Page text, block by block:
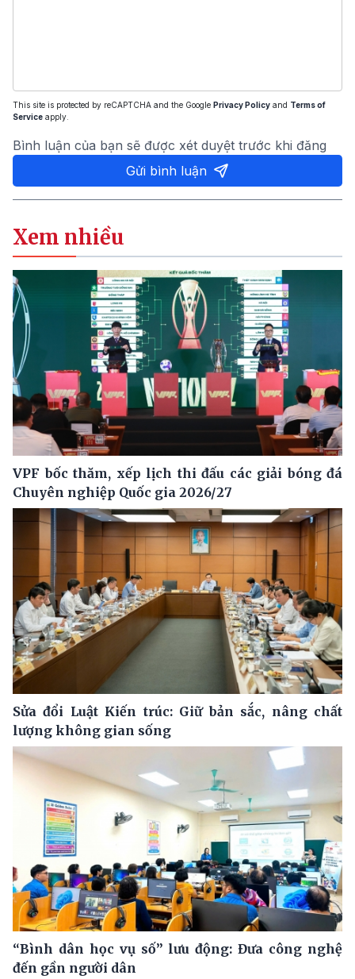
This site is protected by reCAPTCHA and the Google Privacy Policy and Terms of
Service apply.
Bình luận của bạn sẽ được xét duyệt trước khi đăng
Gửi bình luận
Xem nhiều
VPF bốc thăm, xếp lịch thi đấu các giải bóng đá
Chuyên nghiệp Quốc gia 2026/27
Sửa đổi Luật Kiến trúc: Giữ bản sắc, nâng chất
lượng không gian sống
“Bình dân học vụ số” lưu động: Đưa công nghệ
đến gần người dân